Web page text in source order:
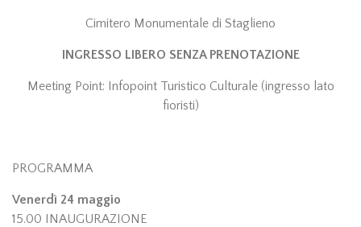
Cimitero Monumentale di Staglieno
INGRESSO LIBERO SENZA PRENOTAZIONE
Meeting Point: Infopoint Turistico Culturale (ingresso lato
fioristi)
PROGRAMMA
Venerdì 24 maggio
15.00 INAUGURAZIONE